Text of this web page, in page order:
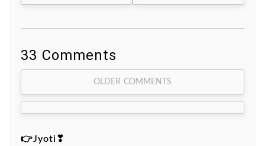
33 Comments
Comment
navigation
OLDER COMMENTS
👉Jyoti❣